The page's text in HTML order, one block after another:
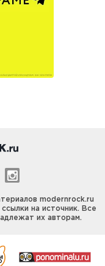
modernrock.ru
на источник. Все
их авторам.